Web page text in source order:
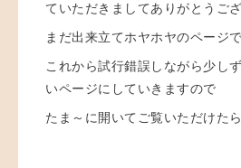
ていただきましてありがとうござ
まだ出来立てホヤホヤのページ
これから試行錯誤しながら少し
いページにしていきますので
たま～に開いてご覧いただけた